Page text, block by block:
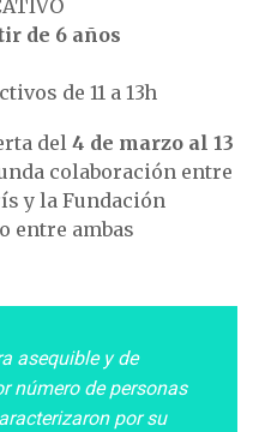
de 6 años
de 11 a 13h
del 4 de marzo al 13
colaboración entre
y la Fundación
entre ambas
asequible y de
número de personas
por su